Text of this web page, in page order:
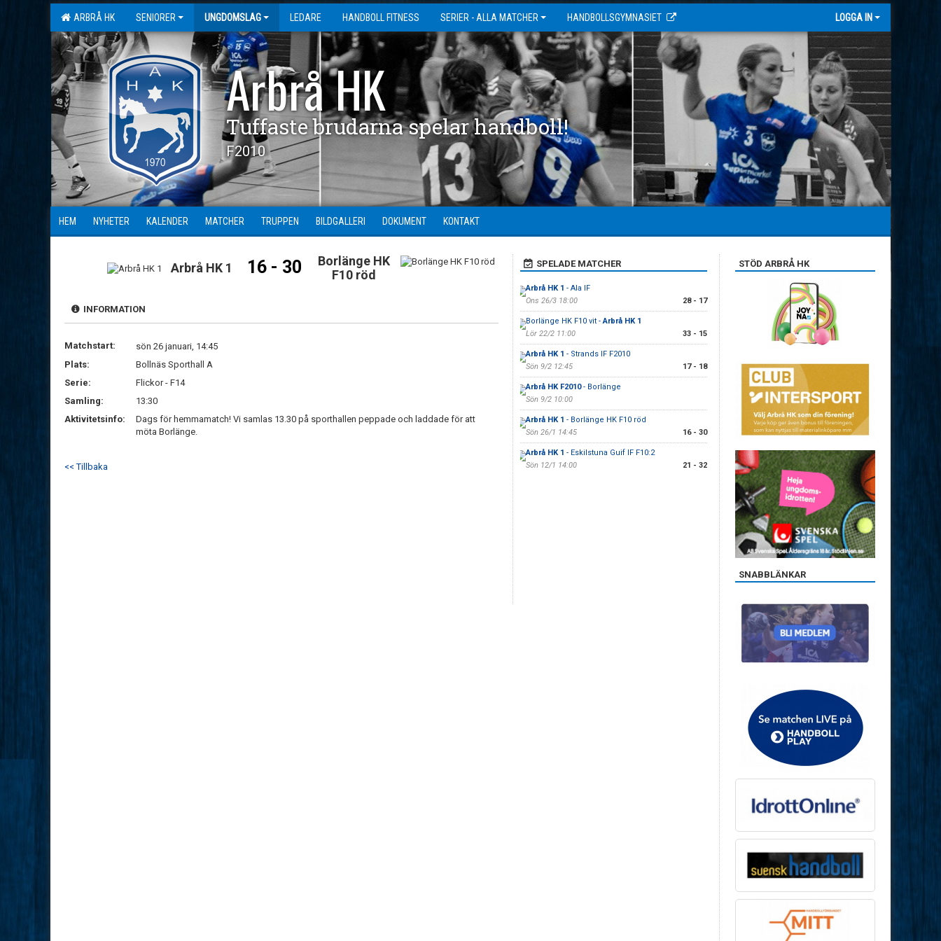
ARBRÅ HK SENIORER UNGDOMSLAG LEDARE HANDBOLL FITNESS SERIER - ALLA MATCHER HANDBOLLSGYMNASIET LOGGA IN
Arbrå HK
Tuffaste brudarna spelar handboll!
F2010
HEM NYHETER KALENDER MATCHER TRUPPEN BILDGALLERI DOKUMENT KONTAKT
Arbrå HK 1 16 - 30
Borlänge HK
F10 röd
INFORMATION
Matchstart:
sön 26 januari, 14:45
Plats:
Bollnäs Sporthall A
Serie:
Flickor - F14
Samling:
13:30
Aktivitetsinfo:
Dags för hemmamatch! Vi samlas 13.30 på sporthallen peppade och laddade för att
möta Borlänge.
<< Tillbaka
SPELADE MATCHER
Arbrå HK 1 - Ala IF
Ons 26/3 18:00
28 - 17
Borlänge HK F10 vit -Arbrå HK 1
Lör 22/2 11:00
33 - 15
Arbrå HK 1 - Strands IF F2010
Sön 9/2 12:45
17 - 18
Arbrå HK F2010- Borlänge
Sön 9/2 10:00
Arbrå HK 1 - Borlänge HK F10 röd
Sön 26/1 14:45
16 - 30
Arbrå HK 1 - Eskilstuna Guif IF F10:2
Sön 12/1 14:00
21 - 32
STÖD ARBRÅ HK
SNABBLÄNKAR